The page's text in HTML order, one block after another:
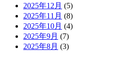
2025年12月 (5)
2025年11月 (8)
2025年10月 (4)
2025年9月 (7)
2025年8月 (3)